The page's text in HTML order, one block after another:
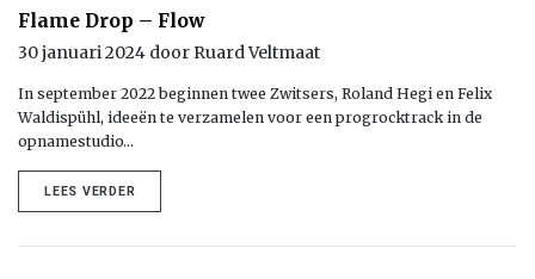
Flame Drop – Flow
30 januari 2024 door Ruard Veltmaat
In september 2022 beginnen twee Zwitsers, Roland Hegi en Felix
Waldispühl, ideeën te verzamelen voor een progrocktrack in de
opnamestudio…
LEES VERDER